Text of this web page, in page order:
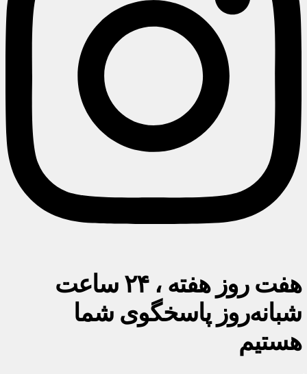
هفت روز هفته ، ۲۴ ساعت
شبانه‌روز پاسخگوی شما
هستیم